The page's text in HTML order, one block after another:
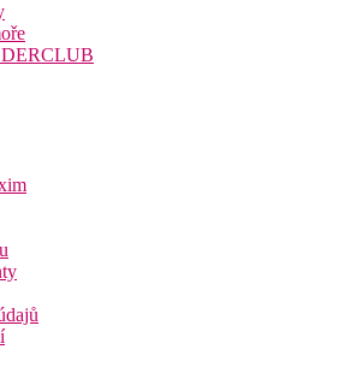
DERCLUB